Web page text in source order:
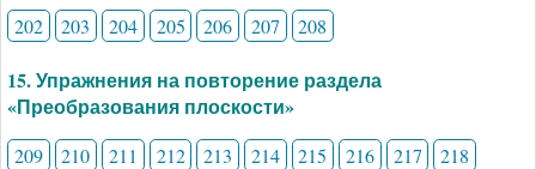
202 203 204 205 206 207 208
15. Упражнения на повторение раздела
«Преобразования плоскости»
209 210 211 212 213 214 215 216 217
218